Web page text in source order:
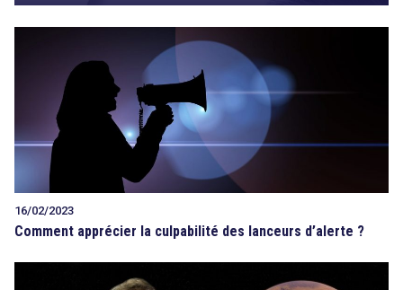
16/02/2023
Comment apprécier la culpabilité des lanceurs d’alerte ?